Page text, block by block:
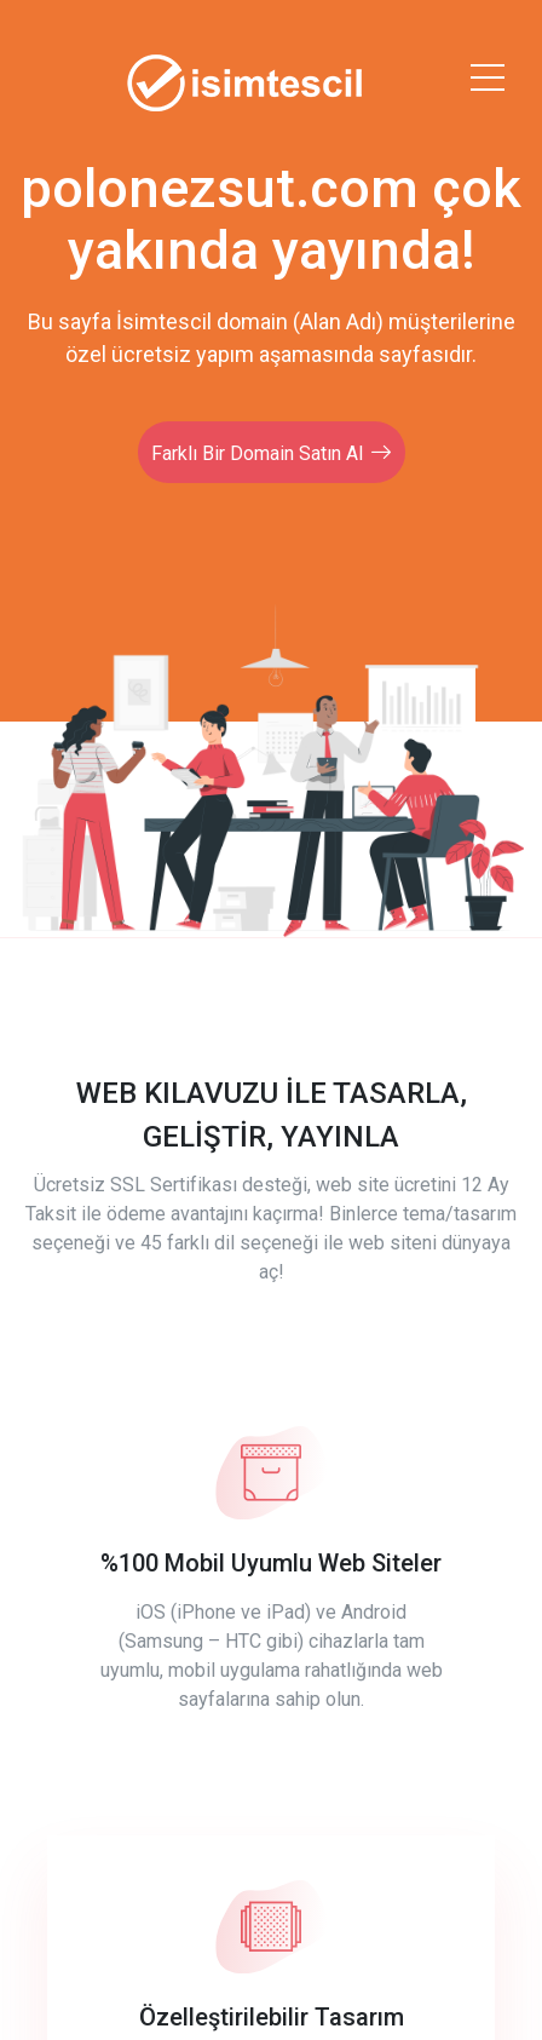
polonezsut.com çok
yakında yayında!
Bu sayfa İsimtescil domain (Alan Adı) müşterilerine
özel ücretsiz yapım aşamasında sayfasıdır.
Farklı Bir Domain Satın Al
WEB KILAVUZU İLE TASARLA,
GELİŞTİR, YAYINLA
Ücretsiz SSL Sertifikası desteği, web site ücretini 12 Ay
Taksit ile ödeme avantajını kaçırma! Binlerce tema/tasarım
seçeneği ve 45 farklı dil seçeneği ile web siteni dünyaya
aç!
%100 Mobil Uyumlu Web Siteler
iOS (iPhone ve iPad) ve Android
(Samsung – HTC gibi) cihazlarla tam
uyumlu, mobil uygulama rahatlığında web
sayfalarına sahip olun.
Özelleştirilebilir Tasarım